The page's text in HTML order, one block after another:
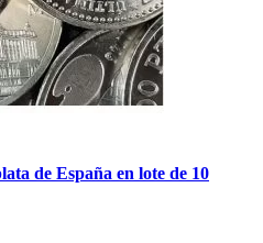
de España en lote de 10